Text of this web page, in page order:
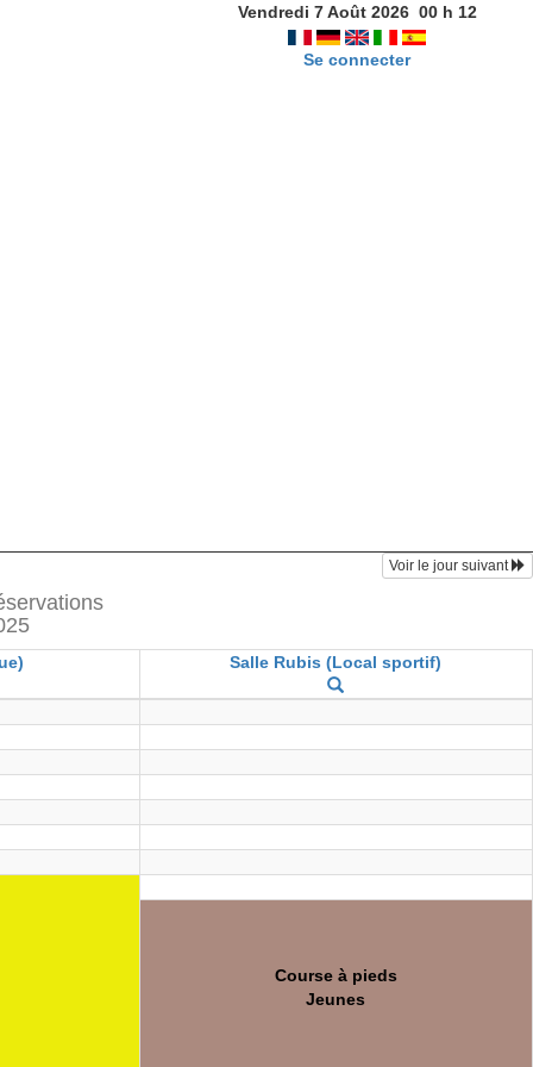
Vendredi 7 Août 2026 00h 12
Se connecter
Voir le jour suivant
Salle Rubis (Local sportif)
Course à pieds
Jeunes